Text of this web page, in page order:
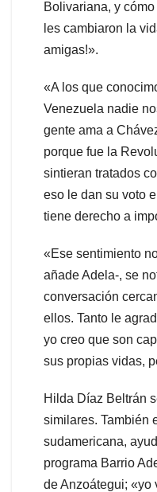
Bolivariana, y
les cambiaron la
amigas!».
«A los que
Venezuela nadie
gente ama a
porque fue la
sintieran tratados
eso le dan su voto
tiene derecho a
«Ese sentimiento
añade Adela-, se
conversación
ellos. Tanto le
yo creo que son
sus propias vidas,
Hilda Díaz Beltrán
similares. También
sudamericana,
programa Barrio
de Anzoátegui; «yo